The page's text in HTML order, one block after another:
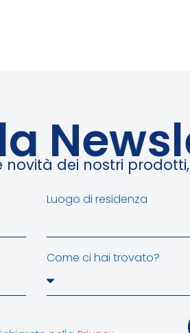
dei nostri
Luogo di residenza
Come ci hai trovato?